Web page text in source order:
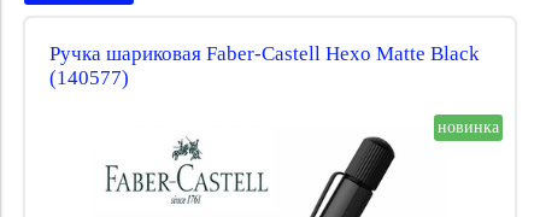
Пишущая система:
Ручка шариковая Faber-Castell Hexo Matte Black
(140577)
новинка